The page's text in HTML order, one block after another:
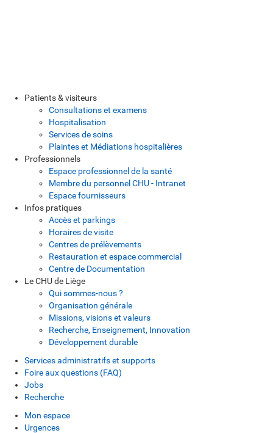
Patients & visiteurs
Consultations et examens
Hospitalisation
Services de soins
Plaintes et Médiations hospitalières
Professionnels
Espace professionnel de la santé
Membre du personnel CHU - Intranet
Espace fournisseurs
Infos pratiques
Accès et parkings
Horaires de visite
Centres de prélèvements
Restauration et espace commercial
Centre de Documentation
Le CHU de Liège
Qui sommes-nous ?
Organisation générale
Missions, visions et valeurs
Recherche, Enseignement, Innovation
Développement durable
Services administratifs et supports
Foire aux questions (FAQ)
Jobs
Recherche
Mon espace
Urgences